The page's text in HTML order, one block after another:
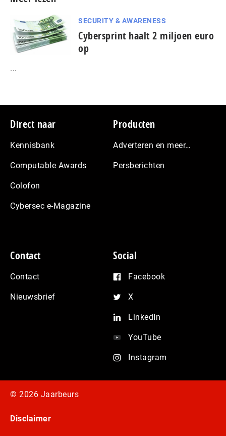
SECURITY & AWARENESS
Cybersprint haalt 2 miljoen euro
op
...
Footer
Direct naar
Kennisbank
Computable Awards
Colofon
Cybersec e-Magazine
Producten
Adverteren en meer…
Persberichten
Contact
Contact
Nieuwsbrief
Social
Facebook
X
LinkedIn
YouTube
Instagram
© 2026 Jaarbeurs
Disclaimer